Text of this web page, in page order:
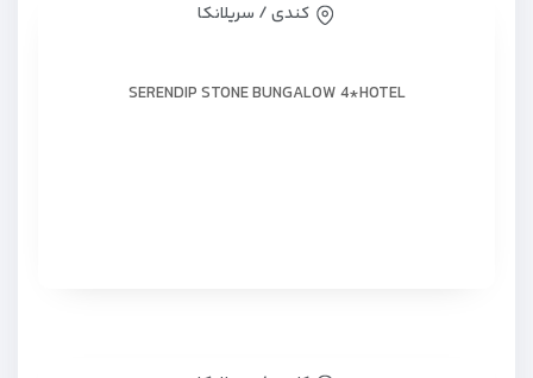
کندی / سریلانکا
SERENDIP STONE BUNGALOW 4*HOTEL